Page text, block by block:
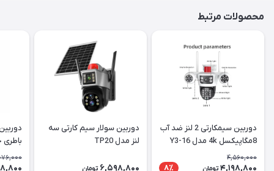
محصولات مرتبط
دوربین سیمکارتی 2 لنز ضد آب
8مگاپیکسل 4k مدل Y3-16
4,560,000
4,198,800 تومان 8٪
دوربین سولار سیم کارتی سه
لنز مدل TP20
6,598,800 تومان